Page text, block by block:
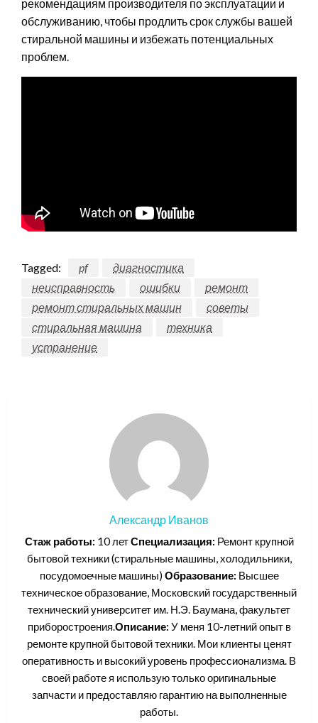
рекомендациям производителя по эксплуатации и
обслуживанию, чтобы продлить срок службы вашей
стиральной машины и избежать потенциальных
проблем.
Tagged: pf
диагностика
неисправность
ошибки
ремонт
ремонт стиральных машин
советы
стиральная машина
техника
устранение
Александр Иванов
Стаж работы: 10 летСпециализация: Ремонт крупной
бытовой техники (стиральные машины, холодильники,
посудомоечные машины) Образование: Высшее
техническое образование, Московский государственный
технический университет им. Н.Э. Баумана, факультет
приборостроения.Описание: У меня 10-летний опыт в
ремонте крупной бытовой техники. Мои клиенты ценят
оперативность и высокий уровень профессионализма. В
своей работе я использую только оригинальные
запчасти и предоставляю гарантию на выполненные
работы.